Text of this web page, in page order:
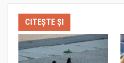
CITEȘTE ȘI